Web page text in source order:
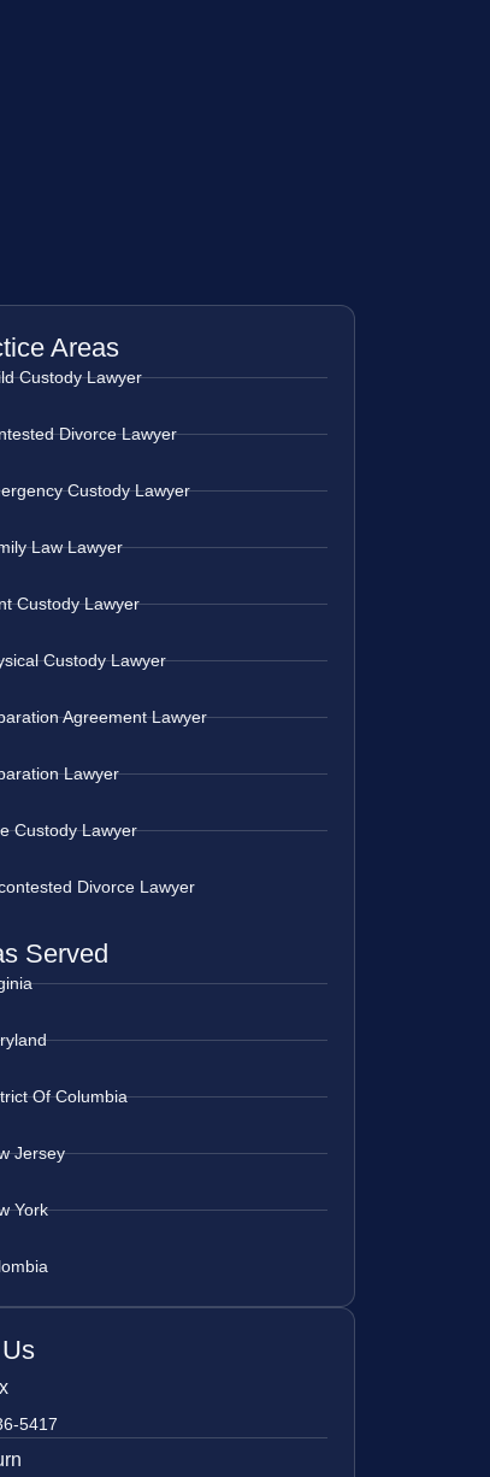
Areas
Custody Lawyer
Divorce Lawyer
Custody Lawyer
Law Lawyer
Custody Lawyer
Custody Lawyer
Agreement Lawyer
Lawyer
Custody Lawyer
Divorce Lawyer
Served
Of Columbia
Jersey
York
5417